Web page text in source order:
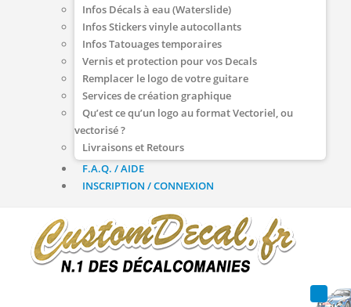
Infos Décals à eau (Waterslide)
Infos Stickers vinyle autocollants
Infos Tatouages temporaires
Vernis et protection pour vos Decals
Remplacer le logo de votre guitare
Services de création graphique
Qu’est ce qu’un logo au format Vectoriel, ou
vectorisé ?
Livraisons et Retours
F.A.Q. / AIDE
INSCRIPTION / CONNEXION